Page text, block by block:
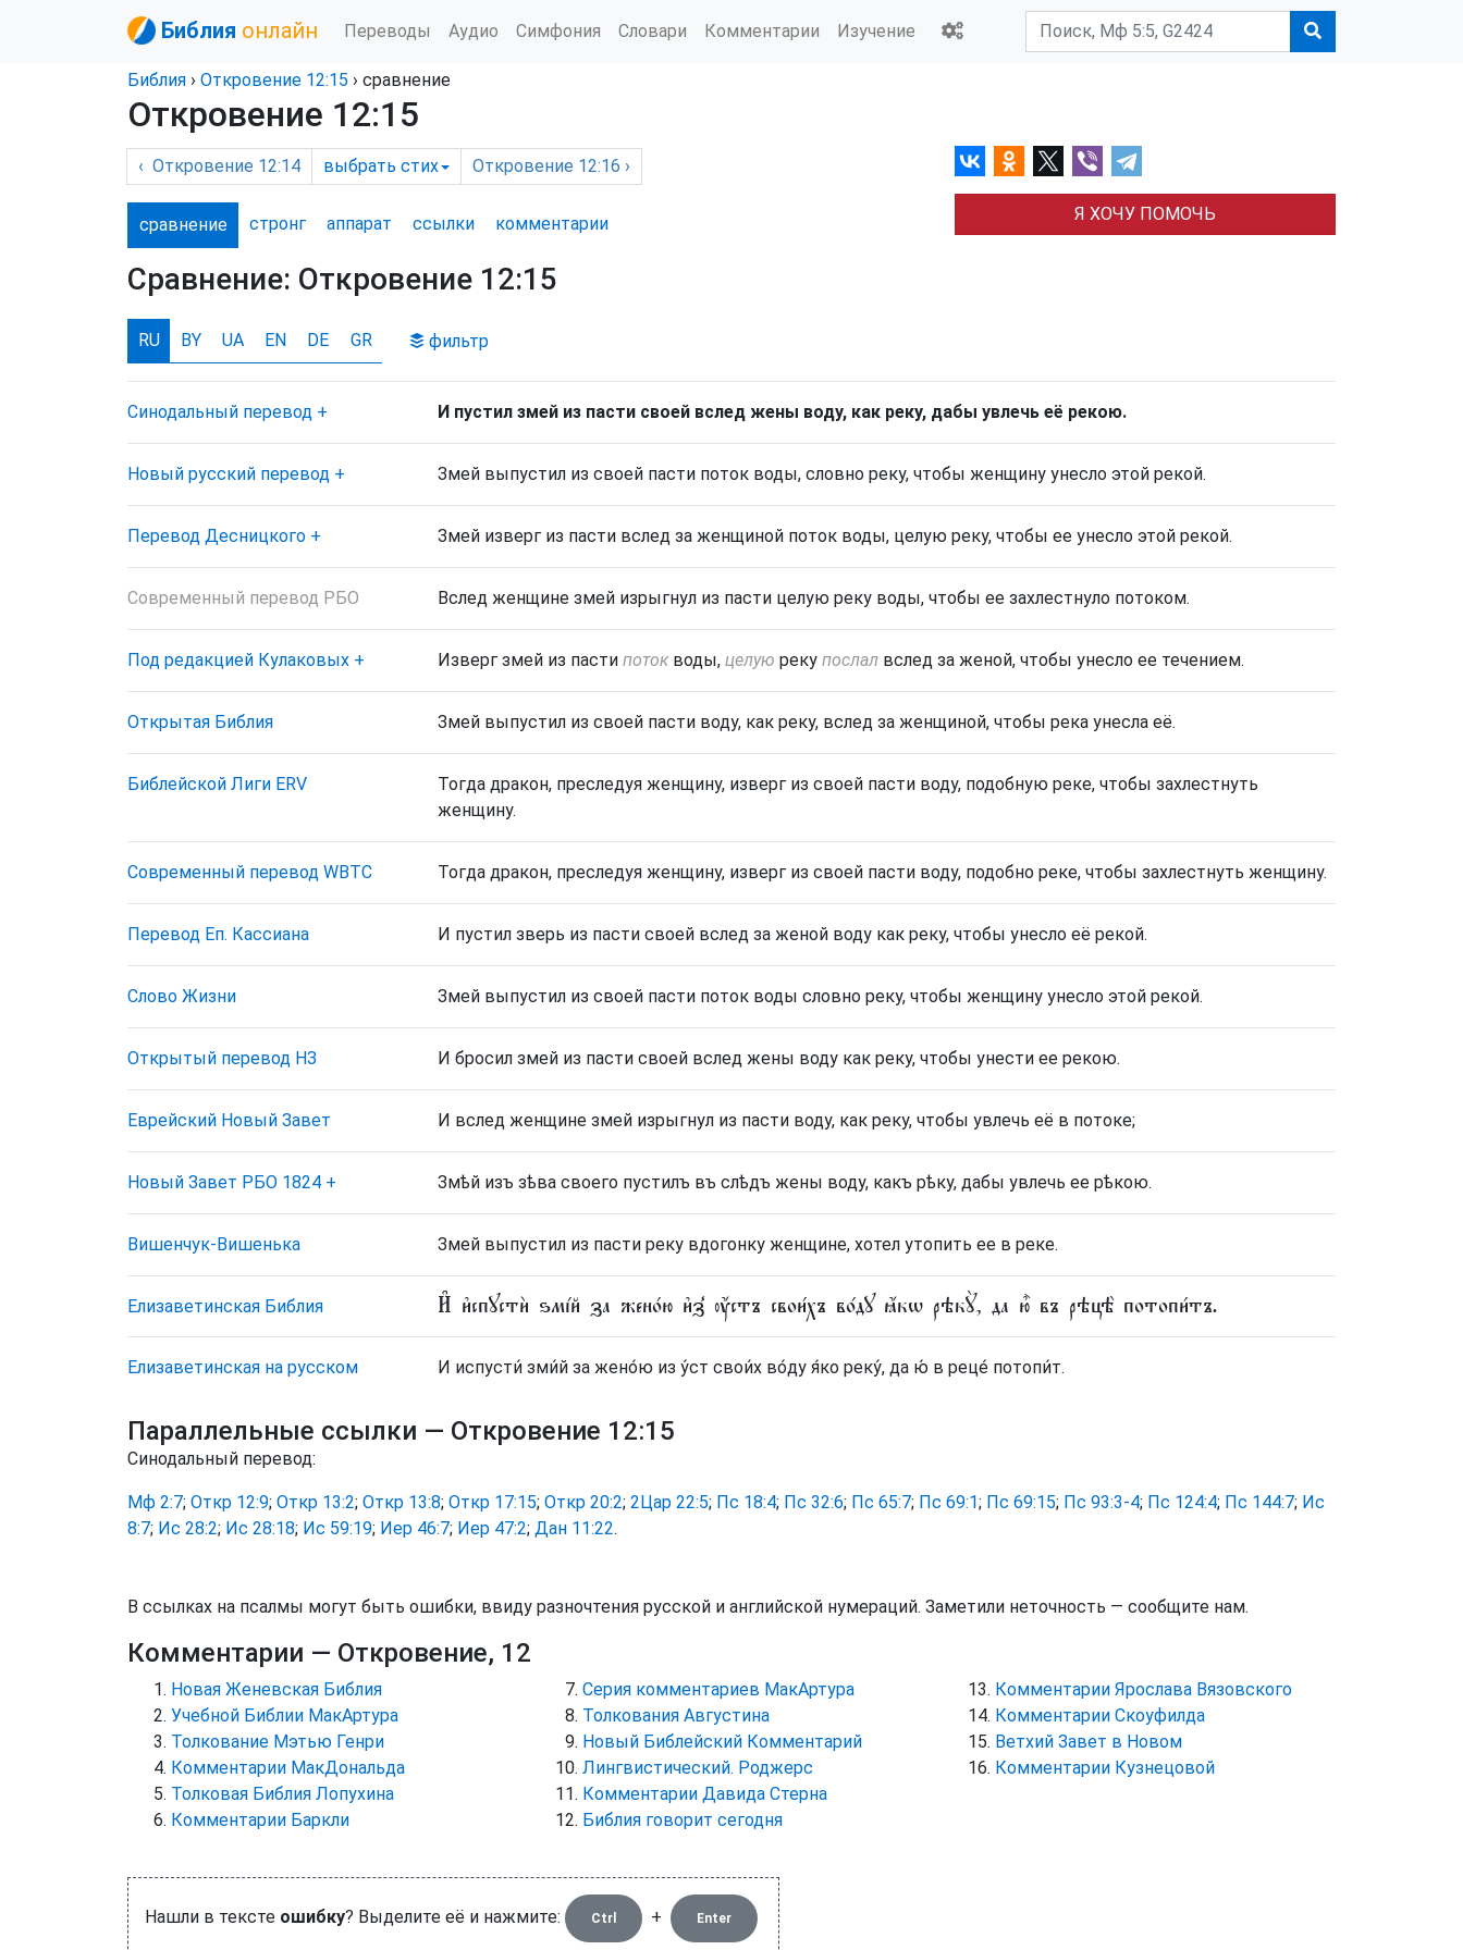
Библия онлайн Переводы Аудио Симфония Словари Комментарии Изучение
Библия › Откровение 12:15 › сравнение
Откровение 12:15
‹ Откровение 12:14 выбрать стих Откровение 12:16 ›
сравнение стронг аппарат ссылки комментарии Я ХОЧУ ПОМОЧЬ
Сравнение: Откровение 12:15
RU BY UA EN DE GR фильтр
Синодальный перевод + И пустил змей из пасти своей вслед жены воду, как реку, дабы увлечь её рекою.
Новый русский перевод + Змей выпустил из своей пасти поток воды, словно реку, чтобы женщину унесло этой рекой.
Перевод Десницкого + Змей изверг из пасти вслед за женщиной поток воды, целую реку, чтобы ее унесло этой рекой.
Современный перевод РБО Вслед женщине змей изрыгнул из пасти целую реку воды, чтобы ее захлестнуло потоком.
Под редакцией Кулаковых + Изверг змей из пасти потокводы, целую реку послал вслед за женой, чтобы унесло ее течением.
Открытая Библия Змей выпустил из своей пасти воду, как реку, вслед за женщиной, чтобы река унесла её.
Библейской Лиги ERV
Тогда дракон, преследуя женщину, изверг из своей пасти воду, подобную реке, чтобы захлестнуть
женщину.
Cовременный перевод WBTC Тогда дракон, преследуя женщину, изверг из своей пасти воду, подобно реке, чтобы захлестнуть женщину.
Перевод Еп. Кассиана И пустил зверь из пасти своей вслед за женой воду как реку, чтобы унесло её рекой.
Слово Жизни Змей выпустил из своей пасти поток воды словно реку, чтобы женщину унесло этой рекой.
Открытый перевод НЗ И бросил змей из пасти своей вслед жены воду как реку, чтобы унести ее рекою.
Еврейский Новый Завет И вслед женщине змей изрыгнул из пасти воду, как реку, чтобы увлечь её в потоке;
Новый Завет РБО 1824 + Змѣй изъ зѣва своего пустилъ въ слѣдъ жены воду, какъ рѣку, дабы увлечь ее рѣкою.
Вишенчук-Вишенька Змей выпустил из пасти реку вдогонку женщине, хотел утопить ее в реке.
Елизаветинская Библия И҆ и҆спꙋстѝ ѕмі́й за жено́ю и҆з̾ ᲂу҆́стъ свои́хъ во́дꙋ ꙗ҆́кѡ рѣкꙋ̀, да ю҆̀ въ рѣцѣ̀ потопи́тъ.
Елизаветинская на русском И испусти́ зми́й за жено́ю из у́ст свои́х во́ду я́ко реку́, да ю́ в реце́ потопи́т.
Параллельные ссылки — Откровение 12:15
Синодальный перевод:
Мф 2:7; Откр 12:9; Откр 13:2; Откр 13:8; Откр 17:15; Откр 20:2; 2Цар 22:5; Пс 18:4; Пс 32:6; Пс 65:7; Пс 69:1; Пс 69:15; Пс 93:3-4; Пс 124:4; Пс 144:7; Ис
8:7; Ис 28:2; Ис 28:18; Ис 59:19; Иер 46:7; Иер 47:2; Дан 11:22.
В ссылках на псалмы могут быть ошибки, ввиду разночтения русской и английской нумераций. Заметили неточность — сообщите нам.
Комментарии — Откровение, 12
Новая Женевская Библия
Учебной Библии МакАртура
Толкование Мэтью Генри
Комментарии МакДональда
Толковая Библия Лопухина
Комментарии Баркли
Серия комментариев МакАртура
Толкования Августина
Новый Библейский Комментарий
Лингвистический. Роджерс
Комментарии Давида Стерна
Библия говорит сегодня
Комментарии Ярослава Вязовского
Комментарии Скоуфилда
Ветхий Завет в Новом
Комментарии Кузнецовой
Нашли в тексте ошибку? Выделите её и нажмите: Ctrl + Enter